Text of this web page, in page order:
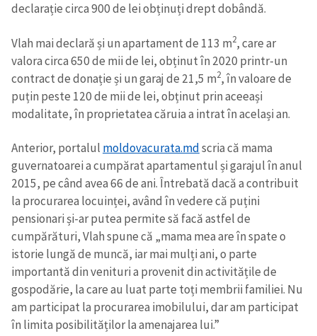
declarație circa 900 de lei obținuți drept dobândă.
Vlah mai declară și un apartament de 113 m2, care ar
valora circa 650 de mii de lei, obținut în 2020 printr-un
contract de donație și un garaj de 21,5 m2, în valoare de
puțin peste 120 de mii de lei, obținut prin aceeași
modalitate, în proprietatea căruia a intrat în același an.
Anterior, portalul moldovacurata.mdscria că mama
guvernatoarei a cumpărat apartamentul și garajul în anul
2015, pe când avea 66 de ani. Întrebată dacă a contribuit
la procurarea locuinței, având în vedere că puțini
pensionari și-ar putea permite să facă astfel de
cumpărături, Vlah spune că „mama mea are în spate o
istorie lungă de muncă, iar mai mulți ani, o parte
importantă din venituri a provenit din activitățile de
gospodărie, la care au luat parte toți membrii familiei. Nu
am participat la procurarea imobilului, dar am participat
în limita posibilităților la amenajarea lui.”